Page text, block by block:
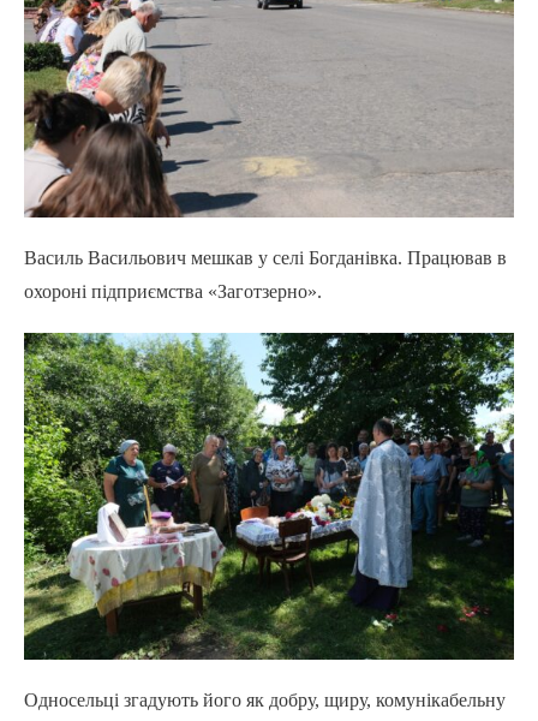
Василь Васильович мешкав у селі Богданівка. Працював в
охороні підприємства «Заготзерно».
Односельці згадують його як добру, щиру, комунікабельну